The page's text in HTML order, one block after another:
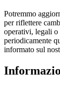
Potremmo
per riflettere
operativi, legali
periodicamente
informato sul